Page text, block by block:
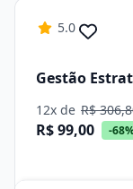
5.0
Gestão
12x de R$
R$ 99,00 -